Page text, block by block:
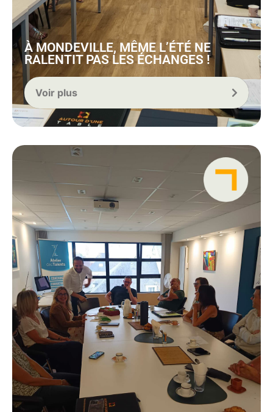
À MONDEVILLE, MÊME L’ÉTÉ NE
RALENTIT PAS LES ÉCHANGES !
Voir plus